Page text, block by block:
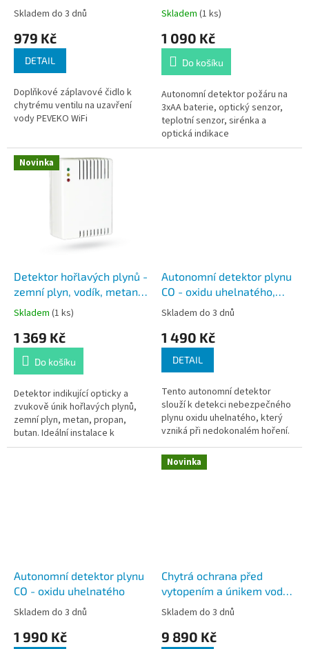
Skladem do 3 dnů
979 Kč
DETAIL
Doplňkové záplavové čidlo k
chytrému ventilu na uzavření
vody PEVEKO WiFi
sirénou
Skladem (1 ks)
1 090 Kč
Do košíku
Autonomní detektor požáru na
3xAA baterie, optický senzor,
teplotní senzor, sirénka a
optická indikace
Novinka
Detektor hořlavých plynů -
zemní plyn, vodík, metan,
propan, butan
Skladem (1 ks)
1 369 Kč
Do košíku
Detektor indikující opticky a
zvukově únik hořlavých plynů,
zemní plyn, metan, propan,
butan. Ideální instalace k
plynovým kotlům a dalším
Autonomní detektor plynu
CO - oxidu uhelnatého,
bez displeje
Skladem do 3 dnů
1 490 Kč
DETAIL
Tento autonomní detektor
slouží k detekci nebezpečného
plynu oxidu uhelnatého, který
vzniká při nedokonalém hoření.
Levnější verze bez displeje.
Autonomní detektor plynu
CO - oxidu uhelnatého
Skladem do 3 dnů
1 990 Kč
Novinka
Chytrá ochrana před
vytopením a únikem vody
PEVEKO WiFi -
Skladem do 3 dnů
9 890 Kč